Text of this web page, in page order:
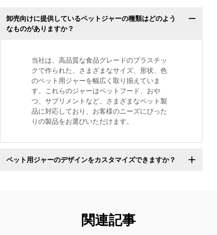
卸売向けに提供しているペットジャーの種類はどのよう
なものがありますか？
当社は、高品質な食品グレードのプラスチッ
クで作られた、さまざまなサイズ、形状、色
のペット用ジャーを幅広く取り揃えていま
す。これらのジャーはペットフード、おや
つ、サプリメントなど、さまざまなペット製
品に対応しており、お客様のニーズにぴった
りの製品をお選びいただけます。
ペット用ジャーのデザインをカスタマイズできますか？
関連記事